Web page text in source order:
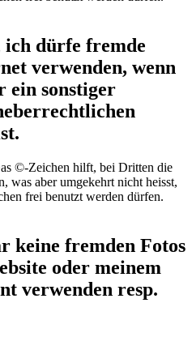
ich dürfe fremde
verwenden, wenn
ein sonstiger
©-Zeichen hilft, bei Dritten die
was aber umgekehrt nicht heisst,
frei benutzt werden dürfen.
keine fremden Fotos
oder meinem
verwenden resp.